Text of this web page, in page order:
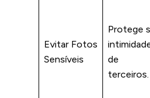
Evitar Fotos
Sensíveis
Protege
de
terceiros.